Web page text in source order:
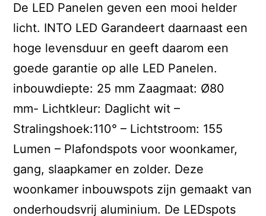
De LED Panelen geven een mooi helder
licht. INTO LED Garandeert daarnaast een
hoge levensduur en geeft daarom een
goede garantie op alle LED Panelen.
inbouwdiepte: 25 mm Zaagmaat: Ø80
mm- Lichtkleur: Daglicht wit –
Stralingshoek:110° – Lichtstroom: 155
Lumen – Plafondspots voor woonkamer,
gang, slaapkamer en zolder. Deze
woonkamer inbouwspots zijn gemaakt van
onderhoudsvrij aluminium. De LEDspots